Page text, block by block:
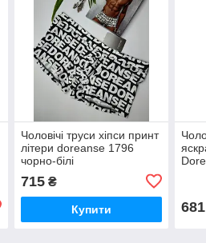
Чоловічі труси хіпси принт
літери doreanse 1796
чорно-білі
715₴
Купити 681